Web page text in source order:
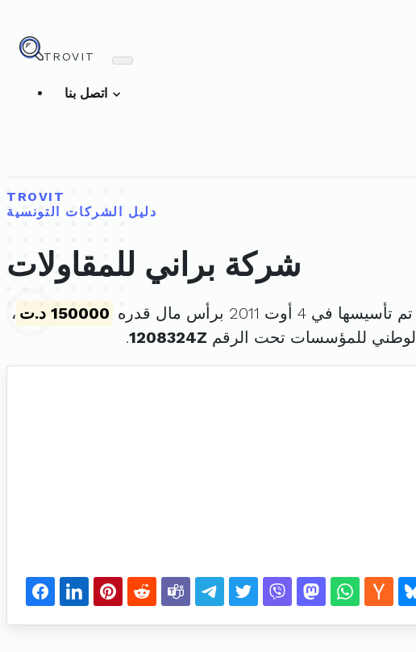
TROVIT
TROVIT
دليل الشركات التونسية
شركة براني للمقاولات
تأسيسها في 4 أوت 2011 برأس مال قدره 150000 د.ت
،
للمؤسسات تحت الرقم 1208324Z
.